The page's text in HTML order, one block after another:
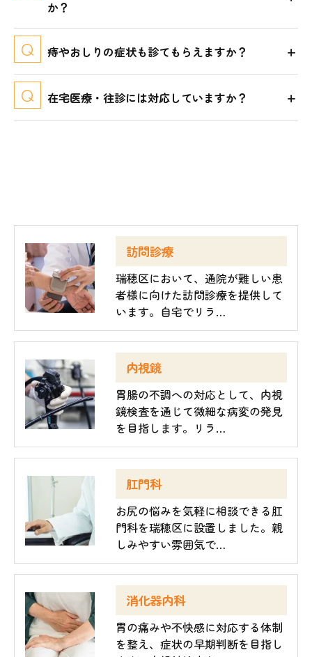
か？
痔やおしりの症状も診てもらえますか？
在宅医療・往診には対応していますか？
訪問診療
瑞穂区において、通院が難しい患
者様に向けた訪問診療を提供して
います。自宅でリラ…
内視鏡
胃腸の不調への対応として、内視
鏡検査を通じて微細な病変の発見
を目指します。リラ…
肛門科
お尻の悩みを気軽に相談できる肛
門科を瑞穂区に設置しました。親
しみやすい雰囲気で…
消化器内科
胃の痛みや不快感に対応する体制
を整え、症状の早期判断を目指し